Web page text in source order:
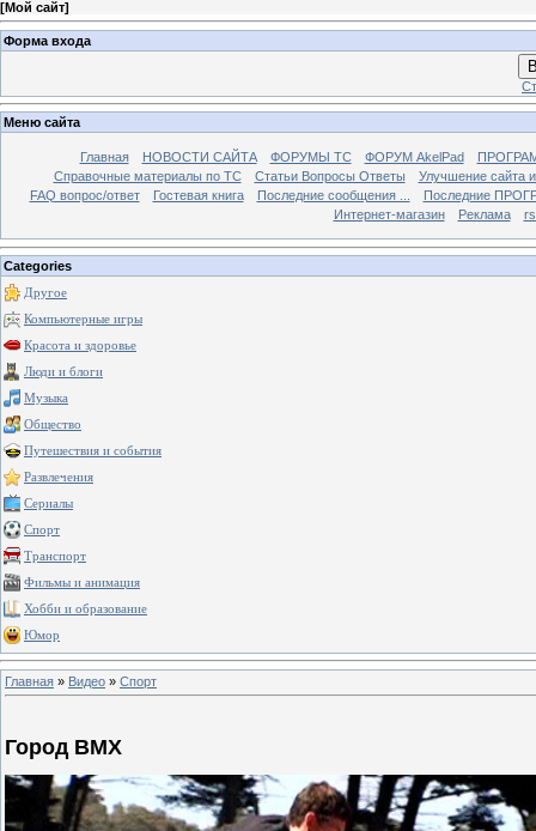
[Мой сайт]
Форма входа
Меню сайта
Главная НОВОСТИ САЙТА ФОРУМЫ TC ФОРУМ AkelPad
Справочные материалы по TС
Статьи Вопросы Ответы
Улучшение сайта
FAQ вопрос/ответ
Гостевая книга Последние сообщения ...
Последние
Интернет-магазин
Реклама
Categories
Другое
Компьютерные игры
Красота и здоровье
Люди и блоги
Музыка
Общество
Путешествия и события
Развлечения
Сериалы
Спорт
Транспорт
Фильмы и анимация
Хобби и образование
Юмор
Главная » Видео » Спорт
Город BMX